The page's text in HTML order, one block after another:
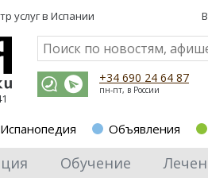
услуг в Испании
+34 690 24 64 87
пн-пт, в России
Испанопедия Объявления
Обучение